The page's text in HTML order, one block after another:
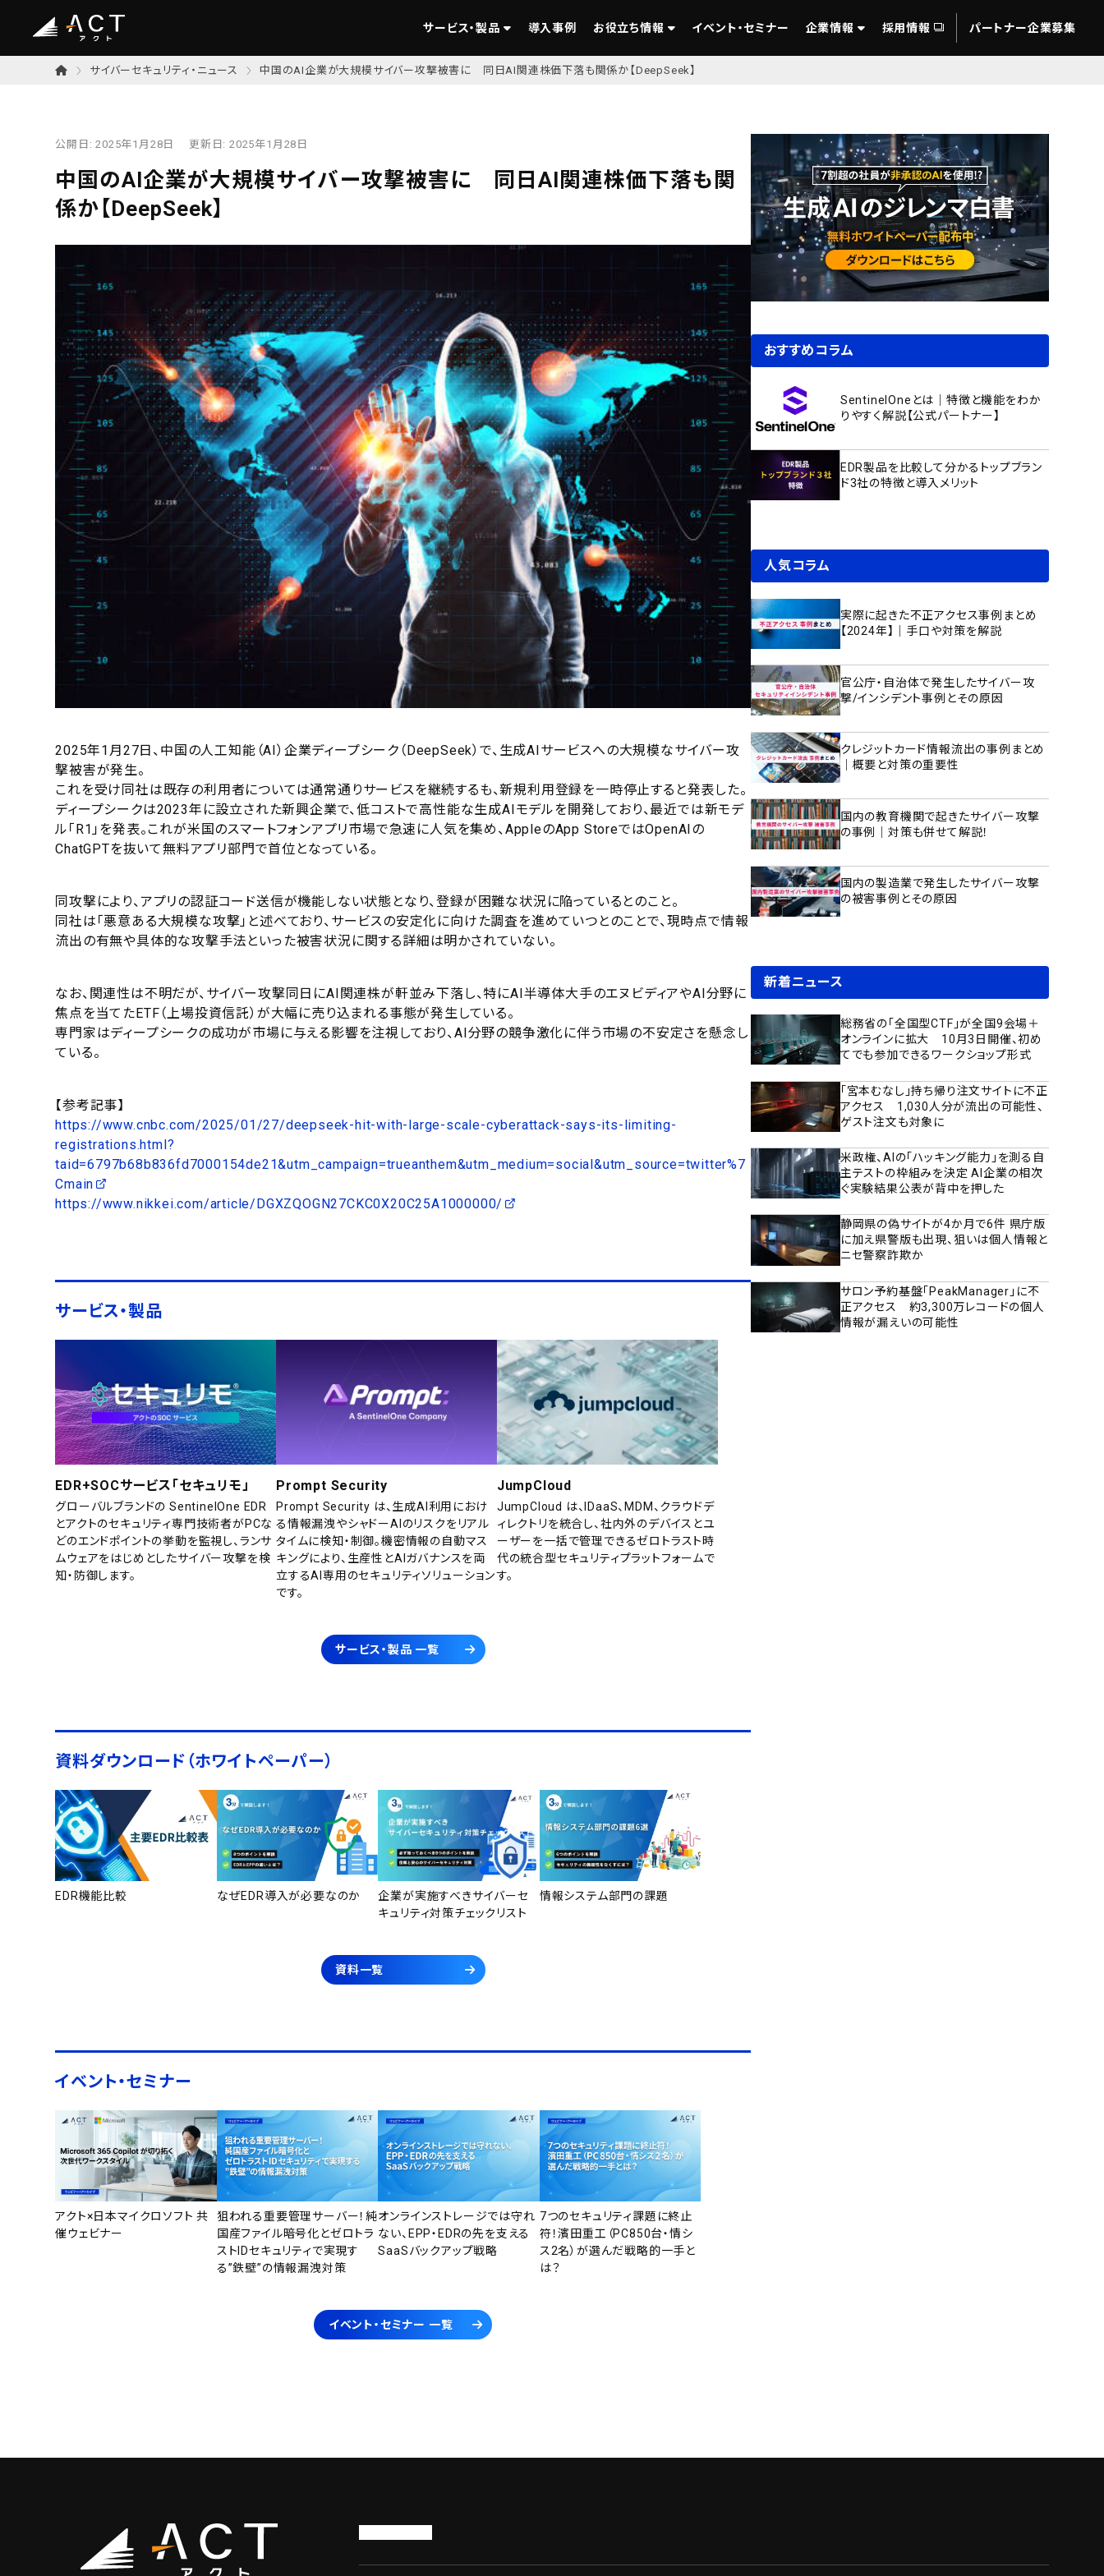
サービス・製品 導入事例 お役立ち情報 イベント・セミナー 企業情報 採用情報 パートナー企業募集
サイバーセキュリティ・ニュース 中国のAI企業が大規模サイバー攻撃被害に 同日AI関連株価下落も関係か【DeepSeek】
公開日:2025年1月28日 更新日: 2025年1月28日
中国のAI企業が大規模サイバー攻撃被害に 同日AI関連株価下落も関
係か【DeepSeek】
2025年1月27日、中国の人工知能（AI）企業ディープシーク（DeepSeek）で、生成AIサービスへの大規模なサイバー攻
撃被害が発生。
これを受け同社は既存の利用者については通常通りサービスを継続するも、新規利用登録を一時停止すると発表した。
ディープシークは2023年に設立された新興企業で、低コストで高性能な生成AIモデルを開発しており、最近では新モデ
ル「R1」を発表。これが米国のスマートフォンアプリ市場で急速に人気を集め、AppleのApp StoreではOpenAIの
ChatGPTを抜いて無料アプリ部門で首位となっている。
同攻撃により、アプリの認証コード送信が機能しない状態となり、登録が困難な状況に陥っているとのこと。
同社は「悪意ある大規模な攻撃」と述べており、サービスの安定化に向けた調査を進めていつとのことで、現時点で情報
流出の有無や具体的な攻撃手法といった被害状況に関する詳細は明かされていない。
なお、関連性は不明だが、サイバー攻撃同日にAI関連株が軒並み下落し、特にAI半導体大手のエヌビディアやAI分野に
焦点を当てたETF（上場投資信託）が大幅に売り込まれる事態が発生している。
専門家はディープシークの成功が市場に与える影響を注視しており、AI分野の競争激化に伴う市場の不安定さを懸念し
ている。
【参考記事】
https://www.cnbc.com/2025/01/27/deepseek-hit-with-large-scale-cyberattack-says-its-limiting-
registrations.html?
taid=6797b68b836fd7000154de21&utm_campaign=trueanthem&utm_medium=social&utm_source=twitter%7
Cmain
https://www.nikkei.com/article/DGXZQOGN27CKC0X20C25A1000000/
サービス・製品
EDR+SOCサービス「セキュリモ」
グローバルブランドの SentinelOne EDR
とアクトのセキュリティ専門技術者がPCな
どのエンドポイントの挙動を監視し、ランサ
ムウェアをはじめとしたサイバー攻撃を検
知・防御します。
Prompt Security
Prompt Security は、生成AI利用におけ
る情報漏洩やシャドーAIのリスクをリアル
タイムに検知・制御。機密情報の自動マス
キングにより、生産性とAIガバナンスを両
立するAI専用のセキュリティソリューション
です。
JumpCloud
JumpCloud は、IDaaS、MDM、クラウドデ
ィレクトリを統合し、社内外のデバイスとユ
ーザーを一括で管理できるゼロトラスト時
代の統合型セキュリティプラットフォームで
す。
サービス・製品 一覧
資料ダウンロード（ホワイトペーパー）
EDR機能比較 なぜEDR導入が必要なのか
企業が実施すべきサイバーセ
キュリティ対策チェックリスト
情報システム部門の課題
資料一覧
イベント・セミナー
アクト×日本マイクロソフト 共
催ウェビナー
狙われる重要管理サーバー！純
国産ファイル暗号化とゼロトラ
ストIDセキュリティで実現す
る”鉄壁”の情報漏洩対策
オンラインストレージでは守れ
ない、EPP・EDRの先を支える
SaaSバックアップ戦略
7つのセキュリティ課題に終止
符！濱田重工（PC850台・情シ
ス2名）が選んだ戦略的一手と
は？
イベント・セミナー 一覧
おすすめコラム
SentinelOneとは｜特徴と機能をわか
りやすく解説【公式パートナー】
EDR製品を比較して分かるトップブラン
ド3社の特徴と導入メリット
人気コラム
実際に起きた不正アクセス事例まとめ
【2024年】｜手口や対策を解説
官公庁・自治体で発生したサイバー攻
撃/インシデント事例とその原因
クレジットカード情報流出の事例まとめ
｜概要と対策の重要性
国内の教育機関で起きたサイバー攻撃
の事例｜対策も併せて解説！
国内の製造業で発生したサイバー攻撃
の被害事例とその原因
新着ニュース
総務省の「全国型CTF」が全国9会場＋
オンラインに拡大 10月3日開催、初め
てでも参加できるワークショップ形式
「宮本むなし」持ち帰り注文サイトに不正
アクセス 1,030人分が流出の可能性、
ゲスト注文も対象に
米政権、AIの「ハッキング能力」を測る自
主テストの枠組みを決定 AI企業の相次
ぐ実験結果公表が背中を押した
静岡県の偽サイトが4か月で6件 県庁版
に加え県警版も出現、狙いは個人情報と
ニセ警察詐欺か
サロン予約基盤「PeakManager」に不
正アクセス 約3,300万レコードの個人
情報が漏えいの可能性